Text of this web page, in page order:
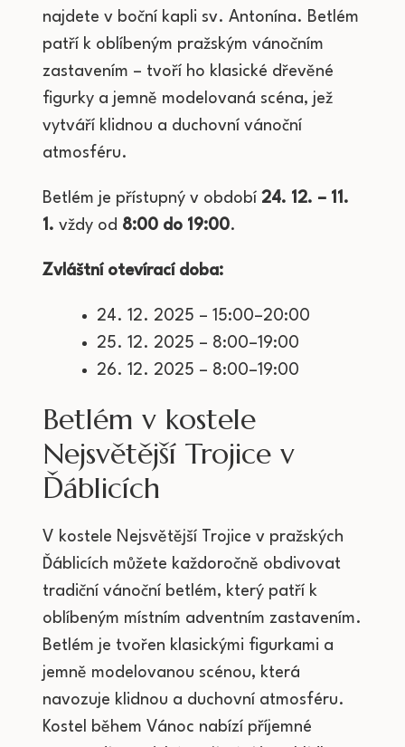
najdete v boční kapli sv. Antonína. Betlém
patří k oblíbeným pražským vánočním
zastavením – tvoří ho klasické dřevěné
figurky a jemně modelovaná scéna, jež
vytváří klidnou a duchovní vánoční
atmosféru.
Betlém je přístupný v období24. 12. – 11.
1. vždy od 8:00 do 19:00.
Zvláštní otevírací doba:
24. 12. 2025 – 15:00–20:00
25. 12. 2025 – 8:00–19:00
26. 12. 2025 – 8:00–19:00
Betlém v kostele
Nejsvětější Trojice v
Ďáblicích
V kostele Nejsvětější Trojice v pražských
Ďáblicích můžete každoročně obdivovat
tradiční vánoční betlém, který patří k
oblíbeným místním adventním zastavením.
Betlém je tvořen klasickými figurkami a
jemně modelovanou scénou, která
navozuje klidnou a duchovní atmosféru.
Kostel během Vánoc nabízí příjemné